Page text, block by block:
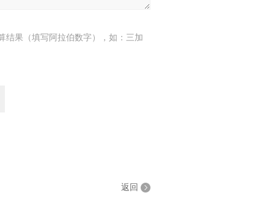
结果（填写阿拉伯数字），如：三加
返回